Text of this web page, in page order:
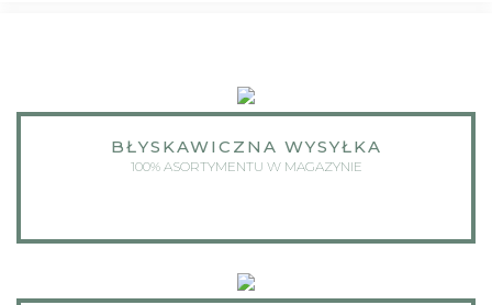
BŁYSKAWICZNA WYSYŁKA
100% ASORTYMENTU W MAGAZYNIE